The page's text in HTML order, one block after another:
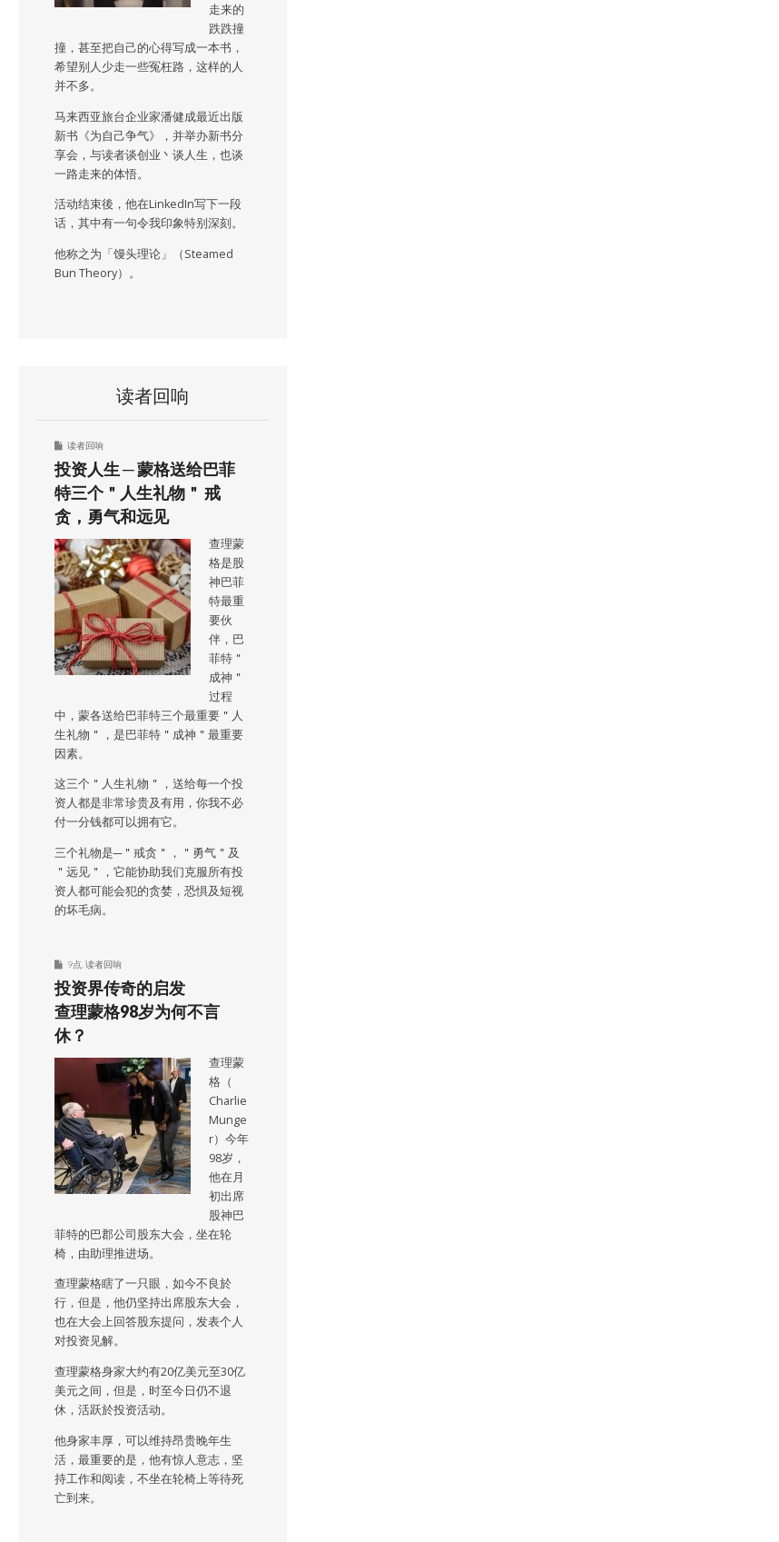
走来的
跌跌撞
撞，甚至把自己的心得写成一本书，
希望别人少走一些冤枉路，这样的人
并不多。
马来西亚旅台企业家潘健成最近出版
新书《为自己争气》，并举办新书分
享会，与读者谈创业丶谈人生，也谈
一路走来的体悟。
活动结束後，他在LinkedIn写下一段
话，其中有一句令我印象特别深刻。
他称之为「馒头理论」（Steamed
Bun Theory）。
读者回响
读者回响
投资人生 ─ 蒙格送给巴菲
特三个＂人生礼物＂ 戒
贪，勇气和远见
查理蒙
格是股
神巴菲
特最重
要伙
伴，巴
菲特＂
成神＂
过程
中，蒙各送给巴菲特三个最重要＂人
生礼物＂，是巴菲特＂成神＂最重要
因素。
这三个＂人生礼物＂，送给每一个投
资人都是非常珍贵及有用，你我不必
付一分钱都可以拥有它。
三个礼物是─＂戒贪＂，＂勇气＂及
＂远见＂，它能协助我们克服所有投
资人都可能会犯的贪婪，恐惧及短视
的坏毛病。
9点 读者回响
投资界传奇的启发
查理蒙格98岁为何不言
休？
查理蒙
格（
Charlie
Munge
r）今年
98岁，
他在月
初出席
股神巴
菲特的巴郡公司股东大会，坐在轮
椅，由助理推进场。
查理蒙格瞎了一只眼，如今不良於
行，但是，他仍坚持出席股东大会，
也在大会上回答股东提问，发表个人
对投资见解。
查理蒙格身家大约有20亿美元至30亿
美元之间，但是，时至今日仍不退
休，活跃於投资活动。
他身家丰厚，可以维持昂贵晚年生
活，最重要的是，他有惊人意志，坚
持工作和阅读，不坐在轮椅上等待死
亡到来。